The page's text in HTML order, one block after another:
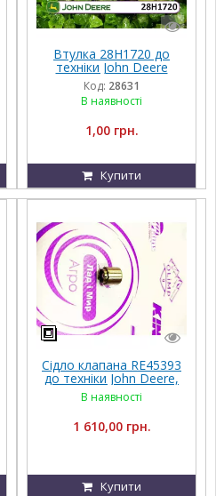
Втулка 28H1720 до
техніки John Deere
Код: 28631
В наявності
1,00 грн.
Купити
Сідло клапана RE45393
до техніки John Deere,
2854, 6090RW228,
6090RW236, 6090RW305,
6068RW411
В наявності
1 610,00 грн.
Купити